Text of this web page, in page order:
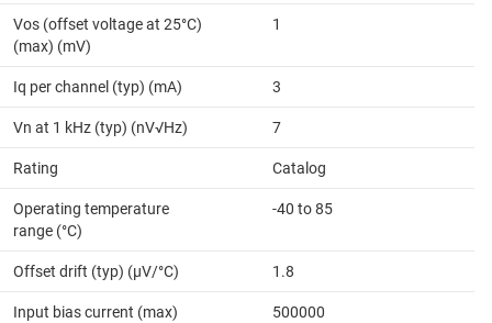
Vos (offset voltage at 25°C)
(max) (mV)
1
Iq per channel (typ) (mA) 3
Vn at 1 kHz (typ) (nV√Hz) 7
Rating Catalog
Operating temperature
range (°C)
-40 to 85
Offset drift (typ) (µV/°C) 1.8
Input bias current (max)
500000